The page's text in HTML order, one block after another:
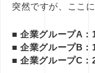
突然ですが、ここ
■ 企業グループA：
■ 企業グループB：
■ 企業グループC：